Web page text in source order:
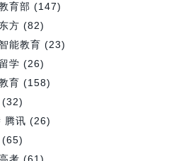
育部 (147)
方 (82)
能教育 (23)
留学 (26)
育 (158)
(32)
腾讯 (26)
(65)